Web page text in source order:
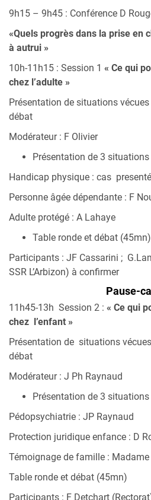
9h15 – 9h45 : Conférence D
«Quels progrès dans la prise en
à autrui »
10h-11h15 : Session 1 « Ce qui
chez l’adulte »
Présentation de situations
débat
Modérateur : F Olivier
Présentation de 3
Handicap physique : cas
Personne âgée dépendante : F
Adulte protégé : A Lahaye
Table ronde et débat (45mn)
Participants : JF Cassarini ;
SSR L’Arbizon) à confirmer
Pause-
11h45-13h Session 2 : « Ce qui
chez l’enfant »
Présentation de situations
débat
Modérateur : J Ph Raynaud
Présentation de 3
Pédopsychiatrie : JP Raynaud
Protection juridique enfance : D
Témoignage de famille : Madame
Table ronde et débat (45mn)
Participants : F Detchart